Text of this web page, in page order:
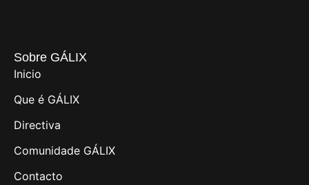
Sobre GÁLIX
Inicio
Que é GÁLIX
Directiva
Comunidade GÁLIX
Contacto